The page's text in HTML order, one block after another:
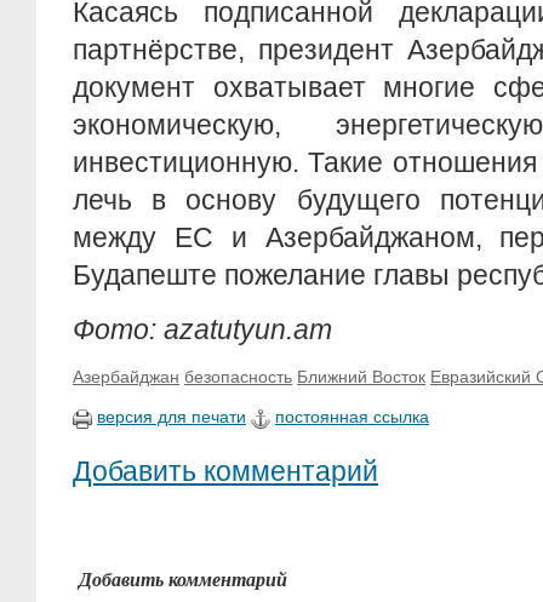
Касаясь подписанной
партнёрстве, президент
документ охватывает многие
экономическую,
инвестиционную. Такие
лечь в основу будущего
между ЕС и Азербайджаном,
Будапеште пожелание главы
Фото: azatutyun.am
Азербайджан безопасность Ближний Восток Евразийский
версия для печати постоянная ссылка
Добавить комментарий
Добавить комментарий